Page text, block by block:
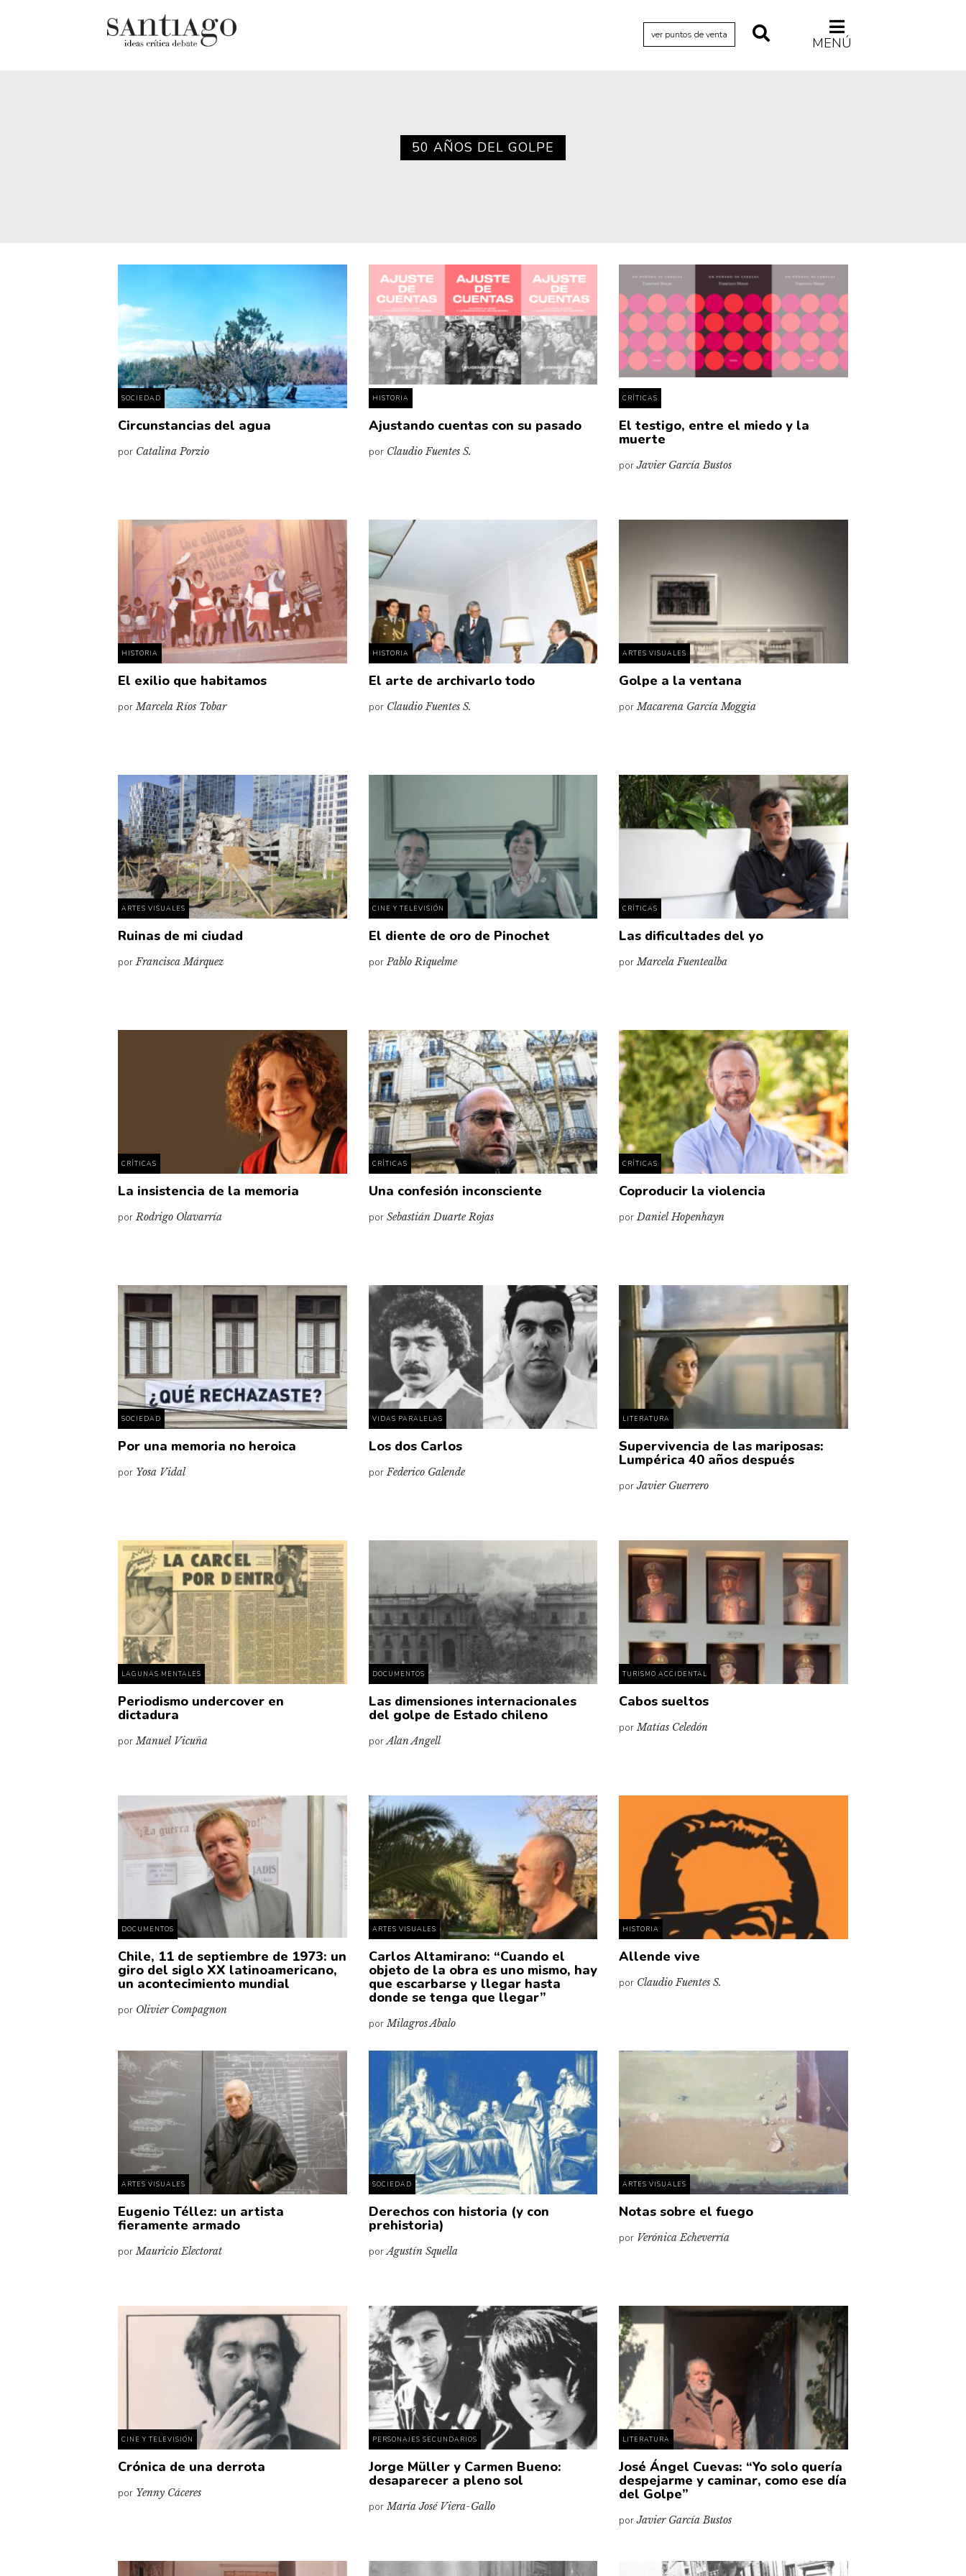
ver puntos de venta MENÚ
Críticas
Diccionario portátil de la literatura
Historia material de los libros
Lagunas mentales
Libros usados
Literatura
Personaje
Personajes secundarios
Política
Turismo accidental
Vidas paralelas
Voces y lecturas
50 AÑOS DEL GOLPE
SOCIEDAD
Circunstancias del agua
por Catalina Porzio
HISTORIA
Ajustando cuentas con su pasado
por Claudio Fuentes S.
CRÍTICAS
El testigo, entre el miedo y la
muerte
porJavier García Bustos
HISTORIA
El exilio que habitamos
porMarcela Ríos Tobar
HISTORIA
El arte de archivarlo todo
por Claudio Fuentes S.
ARTES VISUALES
Golpe a la ventana
porMacarena García Moggia
ARTES VISUALES
Ruinas de mi ciudad
porFrancisca Márquez
CINE Y TELEVISIÓN
El diente de oro de Pinochet
porPablo Riquelme
CRÍTICAS
Las dificultades del yo
porMarcela Fuentealba
CRÍTICAS
La insistencia de la memoria
porRodrigo Olavarría
CRÍTICAS
Una confesión inconsciente
por Sebastián Duarte Rojas
CRÍTICAS
Coproducir la violencia
porDaniel Hopenhayn
SOCIEDAD
Por una memoria no heroica
por Yosa Vidal
VIDAS PARALELAS
Los dos Carlos
porFederico Galende
LITERATURA
Supervivencia de las mariposas:
Lumpérica 40 años después
porJavier Guerrero
LAGUNAS MENTALES
Periodismo undercover en
dictadura
porManuel Vicuña
DOCUMENTOS
Las dimensiones internacionales
del golpe de Estado chileno
porAlan Angell
TURISMO ACCIDENTAL
Cabos sueltos
porMatías Celedón
DOCUMENTOS
Chile, 11 de septiembre de 1973: un
giro del siglo XX latinoamericano,
un acontecimiento mundial
por Olivier Compagnon
ARTES VISUALES
Carlos Altamirano: “Cuando el
objeto de la obra es uno mismo, hay
que escarbarse y llegar hasta
donde se tenga que llegar”
porMilagros Abalo
HISTORIA
Allende vive
por Claudio Fuentes S.
ARTES VISUALES
Eugenio Téllez: un artista
fieramente armado
porMauricio Electorat
SOCIEDAD
Derechos con historia (y con
prehistoria)
porAgustín Squella
ARTES VISUALES
Notas sobre el fuego
por Verónica Echeverría
CINE Y TELEVISIÓN
Crónica de una derrota
por Yenny Cáceres
PERSONAJES SECUNDARIOS
Jorge Müller y Carmen Bueno:
desaparecer a pleno sol
porMaría José Viera-Gallo
LITERATURA
José Ángel Cuevas: “Yo solo quería
despejarme y caminar, como ese día
del Golpe”
porJavier García Bustos